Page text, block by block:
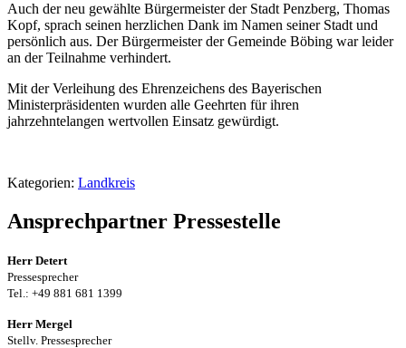
Auch der neu gewählte Bürgermeister der Stadt Penzberg, Thomas
Kopf, sprach seinen herzlichen Dank im Namen seiner Stadt und
persönlich aus. Der Bürgermeister der Gemeinde Böbing war leider
an der Teilnahme verhindert.
Mit der Verleihung des Ehrenzeichens des Bayerischen
Ministerpräsidenten wurden alle Geehrten für ihren
jahrzehntelangen wertvollen Einsatz gewürdigt.
Kategorien: Landkreis
Ansprechpartner Pressestelle
Herr Detert
Pressesprecher
Tel.: +49 881 681 1399
Herr Mergel
Stellv. Pressesprecher